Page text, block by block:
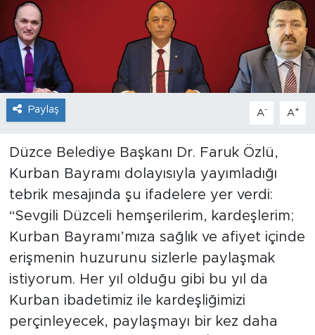
Paylaş A- A+
Düzce Belediye Başkanı Dr. Faruk Özlü,
Kurban Bayramı dolayısıyla yayımladığı
tebrik mesajında şu ifadelere yer verdi:
“Sevgili Düzceli hemşerilerim, kardeşlerim;
Kurban Bayramı’mıza sağlık ve afiyet içinde
erişmenin huzurunu sizlerle paylaşmak
istiyorum. Her yıl olduğu gibi bu yıl da
Kurban ibadetimiz ile kardeşliğimizi
perçinleyecek, paylaşmayı bir kez daha